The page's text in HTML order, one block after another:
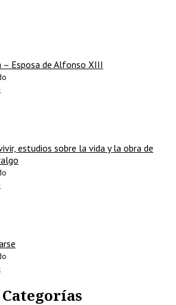
– Esposa de Alfonso XIII
estudios sobre la vida y la obra de
Categorías